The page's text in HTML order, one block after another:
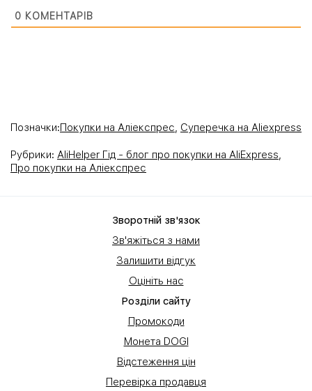
0 КОМЕНТАРІВ
Позначки:Покупки на Аліекспрес, Суперечка на Aliexpress
Рубрики: AliHelper Гід - блог про покупки на AliExpress,
Про покупки на Аліекспрес
Зворотній зв'язок
Зв'яжіться з нами
Залишити відгук
Оцініть нас
Розділи сайту
Промокоди
Монета DOGI
Відстеження цін
Перевірка продавця